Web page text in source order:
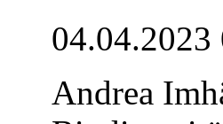
04.04.2023
Andrea